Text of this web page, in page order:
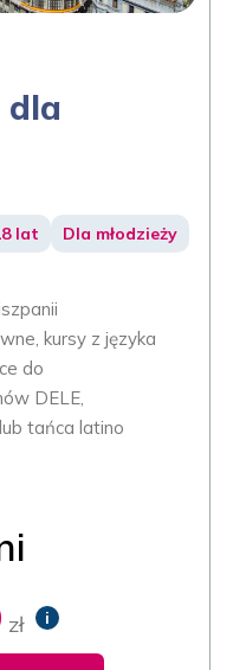
dla
lat Dla młodzieży
kursy z języka
do
DELE,
tańca latino
zł i